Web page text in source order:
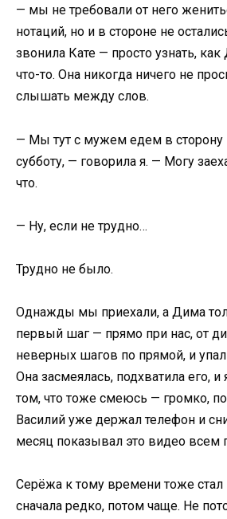
— мы не требовали от него
нотаций, но и в стороне не
звонила Кате — просто узнать,
что-то. Она никогда ничего не
слышать между слов.
— Мы тут с мужем едем в сторону
субботу, — говорила я. — Могу
что.
— Ну, если не трудно…
Трудно не было.
Однажды мы приехали, а Дима
первый шаг — прямо при нас, от
неверных шагов по прямой, и
Она засмеялась, подхватила его, и
том, что тоже смеюсь — громко,
Василий уже держал телефон и
месяц показывал это видео всем
Серёжа к тому времени тоже
сначала редко, потом чаще. Не